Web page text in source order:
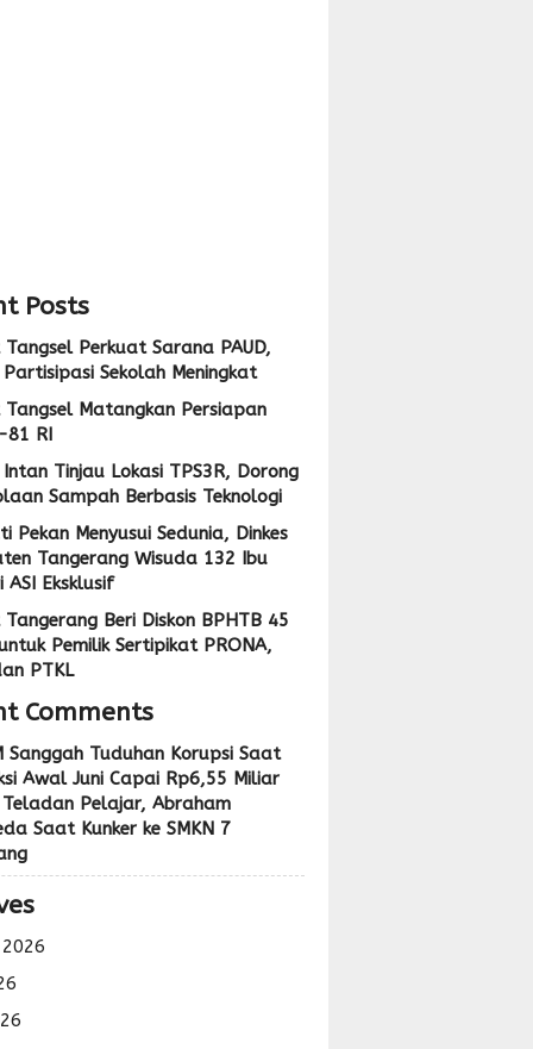
Posts
Tangsel Perkuat Sarana PAUD,
Sekolah Meningkat
Tangsel Matangkan Persiapan
81 RI
Tinjau Lokasi TPS3R, Dorong
Sampah Berbasis Teknologi
Pekan Menyusui Sedunia, Dinkes
Tangerang Wisuda 132 Ibu
ASI Eksklusif
Tangerang Beri Diskon BPHTB 45
Pemilik Sertipikat PRONA,
PTKL
Comments
Sanggah Tuduhan Korupsi Saat
Awal Juni Capai Rp6,55 Miliar
Pelajar, Abraham
Saat Kunker ke SMKN 7